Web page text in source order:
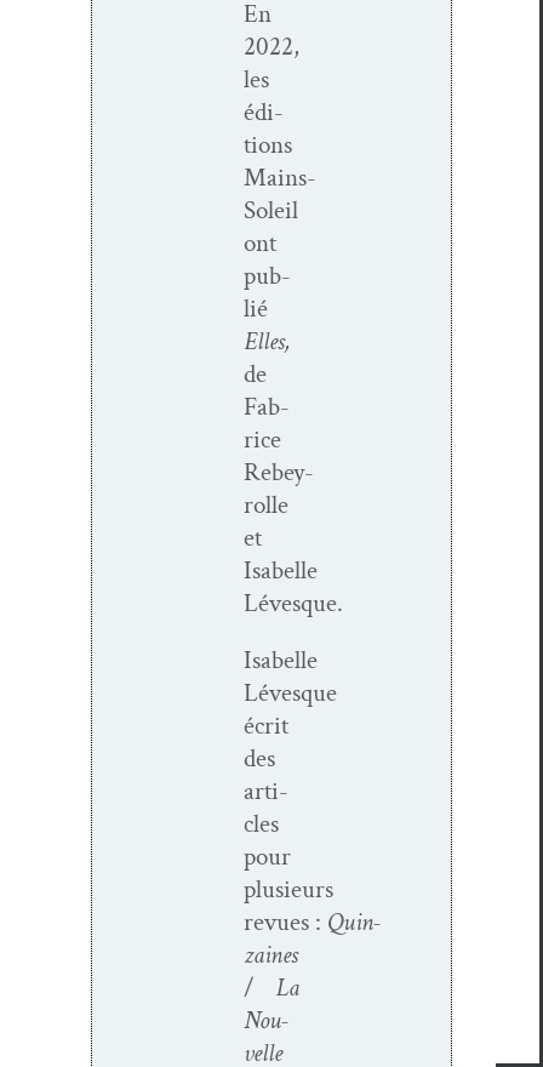
En
2022,
les
édi­
tions
Mains-
Soleil
ont
pub­
lié
Elles,
de
Fab­
rice
Rebey­
rolle
et
Isabelle
Lévesque.
Isabelle
Lévesque
écrit
des
arti­
cles
pour
plusieurs
revues : Quin­
zaines
/ La
Nou­
velle